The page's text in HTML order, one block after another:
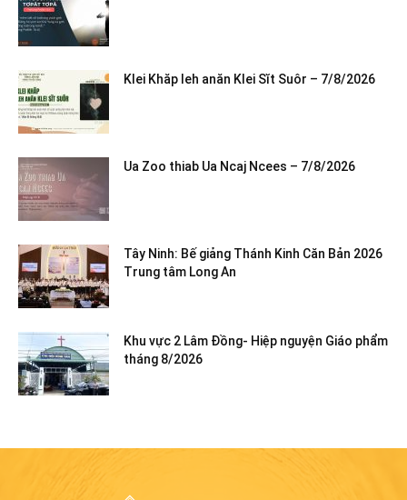
Klei Khăp leh anăn Klei Sĭt Suôr – 7/8/2026
Ua Zoo thiab Ua Ncaj Ncees – 7/8/2026
Tây Ninh: Bế giảng Thánh Kinh Căn Bản 2026
Trung tâm Long An
Khu vực 2 Lâm Đồng- Hiệp nguyện Giáo phẩm
tháng 8/2026